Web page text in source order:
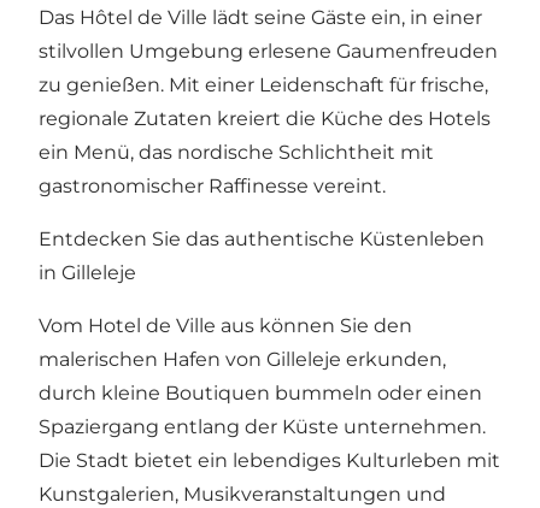
Das Hôtel de Ville lädt seine Gäste ein, in einer
stilvollen Umgebung erlesene Gaumenfreuden
zu genießen. Mit einer Leidenschaft für frische,
regionale Zutaten kreiert die Küche des Hotels
ein Menü, das nordische Schlichtheit mit
gastronomischer Raffinesse vereint.
Entdecken Sie das authentische Küstenleben
in Gilleleje
Vom Hotel de Ville aus können Sie den
malerischen Hafen von Gilleleje erkunden,
durch kleine Boutiquen bummeln oder einen
Spaziergang entlang der Küste unternehmen.
Die Stadt bietet ein lebendiges Kulturleben mit
Kunstgalerien, Musikveranstaltungen und